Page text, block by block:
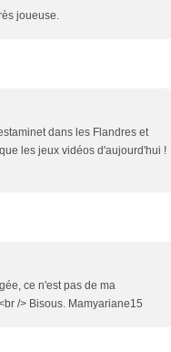
joueuse.
dans les Flandres et
les jeux vidéos d'aujourd'hui !
ce n'est pas de ma
/> Bisous. Mamyariane15